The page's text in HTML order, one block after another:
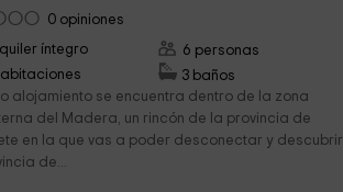
0 opiniones
íntegro
6 personas
3 baños
alojamiento se encuentra dentro de la zona
del Madera, un rincón de la provincia de
en la que vas a poder desconectar y descubrir
de...